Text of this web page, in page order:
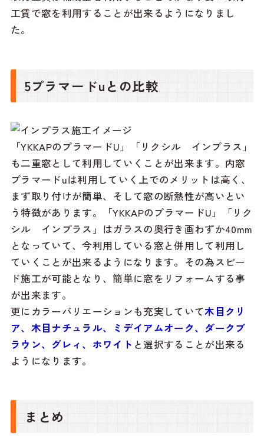
工賃で窓を利用することが出来るようになりまし
た。
5プラマードuとの比較
「YKKAPのプラマードU」「リクシル インプラス」
も二重窓として利用していくことが出来ます。内窓
プラマードuは利用していく上でのメリットは高く、
まず取り付けが簡単、そして窓の断熱性が高いとい
う特徴があります。「YKKAPのプラマードU」「リク
シル インプラス」はガラスの奥行き画わずか40mm
となっていて、今利用している窓と併用して利用し
ていくことが出来るようになります。その為スピー
ド施工が可能となり、簡単に窓をリフォームする事
が出来ます。
更にカラーバリエーションも充実していて木目クリ
ア、木目ナチュラル、ミデイアムオーク、ダークブ
ラウン、グレィ、ホワイト と選択することが出来る
ようになります。
まとめ